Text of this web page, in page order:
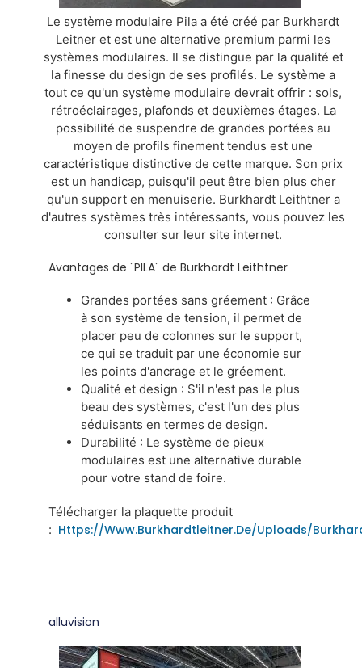
Le système modulaire Pila a été créé par Burkhardt
Leitner et est une alternative premium parmi les
systèmes modulaires. Il se distingue par la qualité et
la finesse du design de ses profilés. Le système a
tout ce qu'un système modulaire devrait offrir : sols,
rétroéclairages, plafonds et deuxièmes étages. La
possibilité de suspendre de grandes portées au
moyen de profils finement tendus est une
caractéristique distinctive de cette marque. Son prix
est un handicap, puisqu'il peut être bien plus cher
qu'un support en menuiserie. Burkhardt Leithtner a
d'autres systèmes très intéressants, vous pouvez les
consulter sur leur site internet.
Avantages de ¨PILA¨ de Burkhardt Leithtner
Grandes portées sans gréement : Grâce
à son système de tension, il permet de
placer peu de colonnes sur le support,
ce qui se traduit par une économie sur
les points d'ancrage et le gréement.
Qualité et design : S'il n'est pas le plus
beau des systèmes, c'est l'un des plus
séduisants en termes de design.
Durabilité : Le système de pieux
modulaires est une alternative durable
pour votre stand de foire.
Télécharger la plaquette produit
: Https://www.burkhardtleitner.de/uploads/
alluvision